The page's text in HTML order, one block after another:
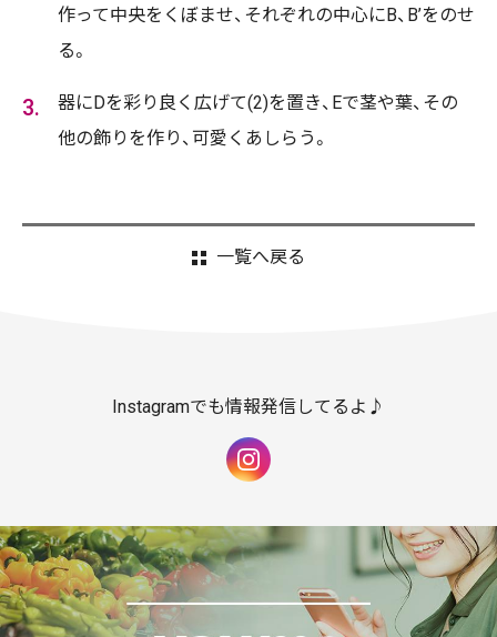
作って中央をくぼませ、それぞれの中心にB、B’をのせ
る。
器にDを彩り良く広げて(2)を置き、Eで茎や葉、その
他の飾りを作り、可愛くあしらう。
一覧へ戻る
Instagramでも情報発信してるよ♪